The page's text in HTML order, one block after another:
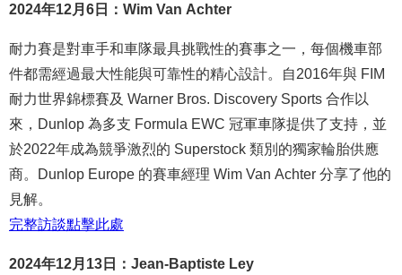
2024年12月6日：Wim Van Achter
耐力賽是對車手和車隊最具挑戰性的賽事之一，每個機車部
件都需經過最大性能與可靠性的精心設計。自2016年與 FIM
耐力世界錦標賽及 Warner Bros. Discovery Sports 合作以
來，Dunlop 為多支 Formula EWC 冠軍車隊提供了支持，並
於2022年成為競爭激烈的 Superstock 類別的獨家輪胎供應
商。Dunlop Europe 的賽車經理 Wim Van Achter 分享了他的
見解。
完整訪談點擊此處
2024年12月13日：Jean-Baptiste Ley